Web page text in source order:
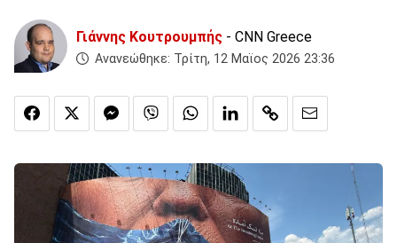
Γιάννης Κουτρουμπής - CNN Greece
Ανανεώθηκε: Τρίτη, 12 Μαϊος 2026 23:36